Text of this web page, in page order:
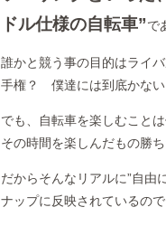
ドル仕様の自転車”で
誰かと競う事の目的はライ
手権？ 僕達には到底かない
でも、自転車を楽しむこと
その時間を楽しんだもの勝
だからそんなリアルに”自由
ナップに反映されているので